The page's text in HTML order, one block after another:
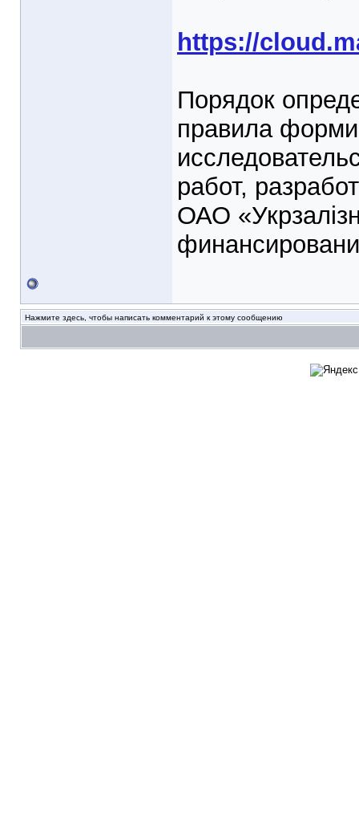
https://
Порядок
правила
работ,
ОАО
Нажмите здесь, чтобы написать комментарий к этому сообщению